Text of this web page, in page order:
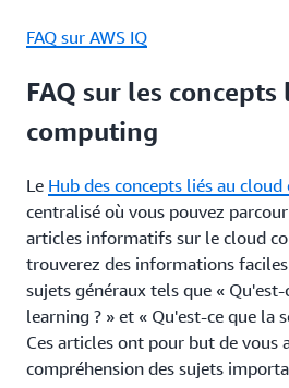
FAQ sur AWS IQ
FAQ sur les
computing
Le Hub des concepts liés au
centralisé où vous pouvez
articles informatifs sur le cloud
trouverez des informations
sujets généraux tels que «
learning ? » et « Qu'est-ce que la
Ces articles ont pour but de vous
compréhension des sujets